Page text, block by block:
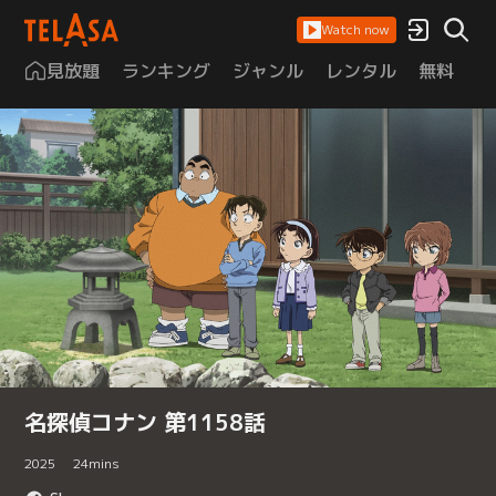
Watch now
見放題 ランキング ジャンル レンタル 無料
名探偵コナン 第1158話
2025 24mins